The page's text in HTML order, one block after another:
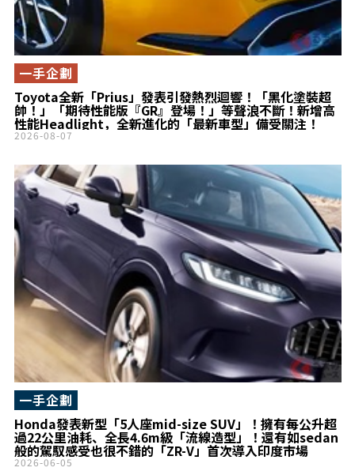
Toyota全新「Prius」發表引發熱烈迴響！「黑化塗裝超
帥！」「期待性能版『GR』登場！」等聲浪不斷！新增高
性能Headlight，全新進化的「最新車型」備受關注！
一手企劃
2026-08-07
Honda發表新型「5人座mid-size SUV」！擁有每公升超
過22公里油耗、全長4.6m級「流線造型」！還有如sedan
般的駕馭感受也很不錯的「ZR-V」首次導入印度市場
一手企劃
2026-06-05